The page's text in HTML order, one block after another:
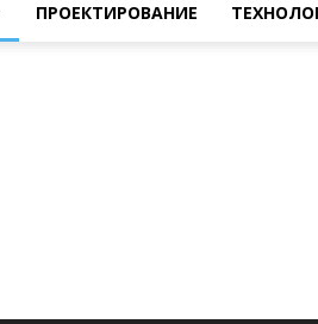
ПРОЕКТИРОВАНИЕ